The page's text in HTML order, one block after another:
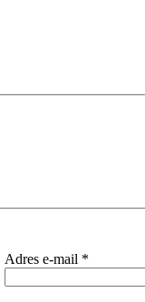
Adres e-mail *